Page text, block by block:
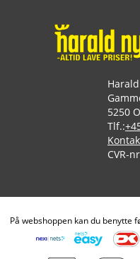
5250
Tlf.:
CVR-
På webshoppen kan du